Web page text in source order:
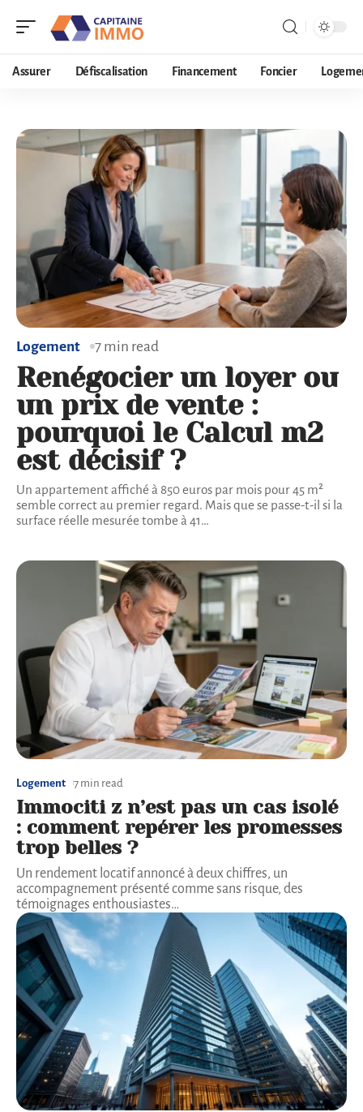
Assurer Défiscalisation Financement Foncier
Logement 7 min read
Renégocier un loyer ou
un prix de vente :
pourquoi le Calcul m2
est décisif ?
Un appartement affiché à 850 euros par mois pour 45 m²
semble correct au premier regard. Mais que se passe-t-il si la
surface réelle mesurée tombe à 41…
Logement 7 min read
Immociti z n’est pas un cas isolé
: comment repérer les promesses
trop belles ?
Un rendement locatif annoncé à deux chiffres, un
accompagnement présenté comme sans risque, des
témoignages enthousiastes…